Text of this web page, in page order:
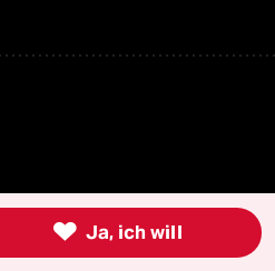
 Ja, ich will